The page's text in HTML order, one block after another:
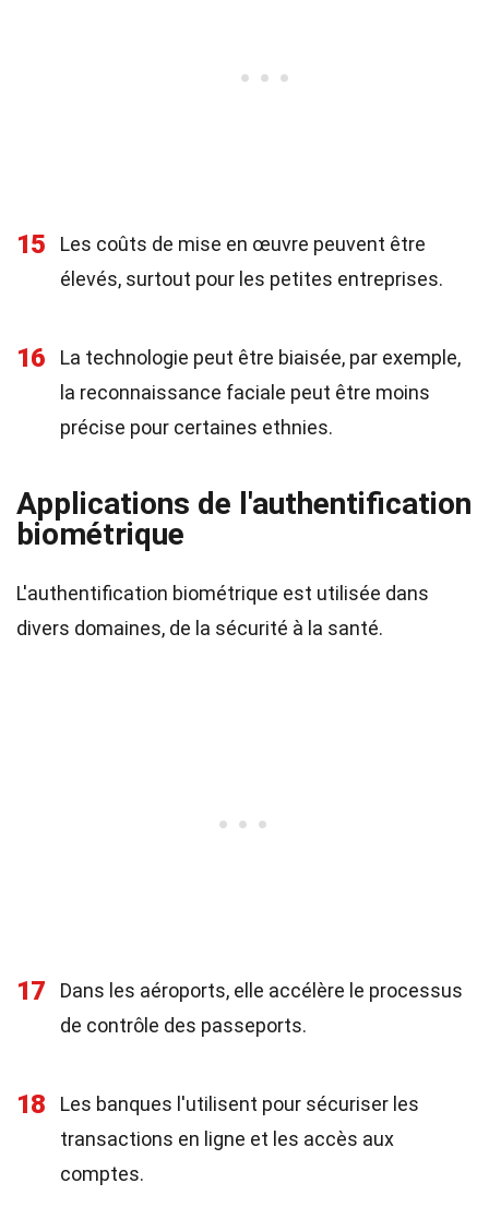
15
Les coûts de mise en œuvre peuvent être
élevés, surtout pour les petites entreprises.
16
La technologie peut être biaisée, par exemple,
la reconnaissance faciale peut être moins
précise pour certaines ethnies.
Applications de l'authentification
biométrique
L'authentification biométrique est utilisée dans
divers domaines, de la sécurité à la santé.
17
Dans les aéroports, elle accélère le processus
de contrôle des passeports.
18
Les banques l'utilisent pour sécuriser les
transactions en ligne et les accès aux
comptes.